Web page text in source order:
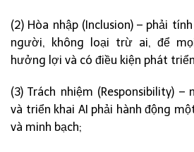
(2) Hòa nhập (Inclusion) – phải
người, không loại trừ ai, để
hưởng lợi và có điều kiện phát
(3) Trách nhiệm (Responsibility)
và triển khai AI phải hành động
và minh bạch;